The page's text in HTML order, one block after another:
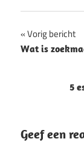
Bericht
Vorig bericht
Wat is
5
Geef een